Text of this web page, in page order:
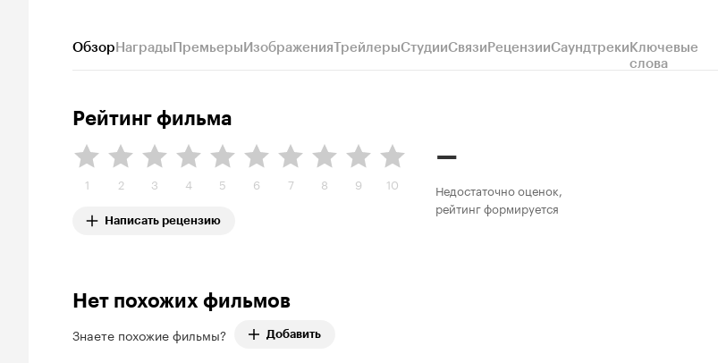
ОбзорНаградыПремьерыИзображенияТрейлерыСтудииСвязиРецензииСаундтрекиКлючевые
слова
Рейтинг фильма
1 2 3 4 5 6 7 8 9 10
Написать рецензию
–
Недостаточно оценок,
рейтинг формируется
Нет похожих фильмов
Знаете похожие фильмы? Добавить